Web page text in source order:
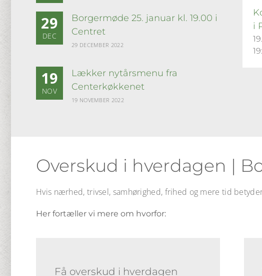
29
DEC
Borgermøde 25. januar kl. 19.00 i
Centret
29 DECEMBER 2022
19
NOV
Lækker nytårsmenu fra
Centerkøkkenet
19 NOVEMBER 2022
i
Overskud i hverdagen |
Hvis nærhed, trivsel, samhørighed, frihed og mere tid
Her fortæller vi mere om hvorfor:
Få overskud i hverdagen